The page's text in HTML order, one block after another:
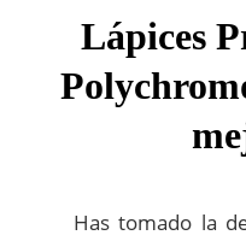
Lápices
Has tomado la